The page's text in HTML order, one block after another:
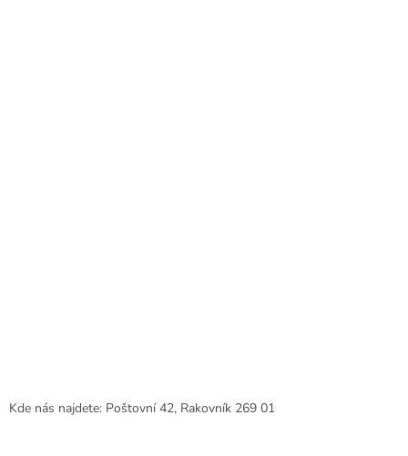
Kde nás najdete: Poštovní 42, Rakovník 269 01